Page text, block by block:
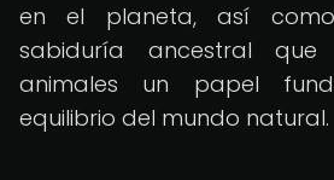
en el planeta, así
sabiduría ancestral
animales un papel
equilibrio del mundo natural.